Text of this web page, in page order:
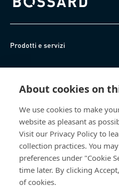
About cookies on
We use cookies to make
website as pleasant as
Visit our Privacy Policy to
collection practices. You
preferences under "Cookie
time later. By clicking
of cookies.
Bossard homepage
Prodotti e servizi
Chi siamo
Bossard SA
Steinhauserstrasse 70
6301 Zug